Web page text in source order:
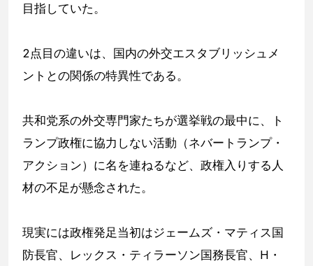
目指していた。
2点目の違いは、国内の外交エスタブリッシュメ
ントとの関係の特異性である。
共和党系の外交専門家たちが選挙戦の最中に、ト
ランプ政権に協力しない活動（ネバートランプ・
アクション）に名を連ねるなど、政権入りする人
材の不足が懸念された。
現実には政権発足当初はジェームズ・マティス国
防長官、レックス・ティラーソン国務長官、H・